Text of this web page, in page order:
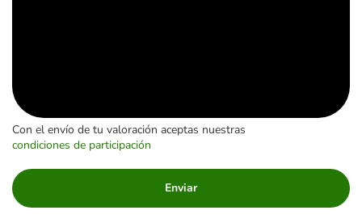
Con el envío de tu valoración aceptas nuestras
condiciones de participación
Enviar